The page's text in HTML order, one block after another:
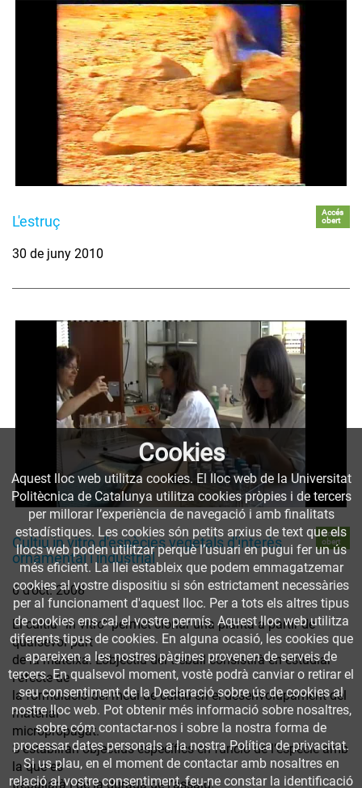
L'estruç
Accés
obert
30 de juny 2010
Cultiu in vitro d'espècies vegetals d'interès
ornamental i industrial
Accés
obert
6 d’oct. 2008
El cultiu “in vitro” permet clonar una planta a partir de
qualsevol part
de la mateixa. L’objectiu del treball consistirà en estudiar
l’efecte de
la formulació del medi de cultiu en el desenvolupament del
material
micropropagat.
S’establiran objectius específics en funció de l’espècie amb
la que es
treballarà i de la durada de l’assaig.
Cookies
Aquest lloc web utilitza cookies. El lloc web de la Universitat
Politècnica de Catalunya utilitza cookies pròpies i de tercers
per millorar l’experiència de navegació i amb finalitats
estadístiques. Les cookies són petits arxius de text que els
llocs web poden utilitzar perquè l’usuari en pugui fer un ús
més eficient. La llei estableix que podem emmagatzemar
cookies al vostre dispositiu si són estrictament necessàries
per al funcionament d'aquest lloc. Per a tots els altres tipus
de cookies ens cal el vostre permís. Aquest lloc web utilitza
diferents tipus de cookies. En alguna ocasió, les cookies que
apareixen a les nostres pàgines provenen de serveis de
tercers. En qualsevol moment, vostè podrà canviar o retirar el
seu consentiment de la Declaració sobre ús de cookies al
nostre lloc web. Pot obtenir més informació sobre nosaltres,
sobre cóm contactar-nos i sobre la nostra forma de
processar dates personals a la nostra Política de privacitat.
Si us plau, en el moment de contactar amb nosaltres en
relació al vostre consentiment, feu-ne constar la identificació